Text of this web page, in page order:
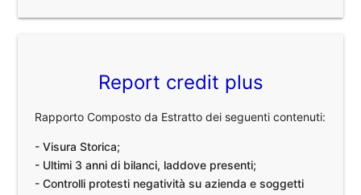
Report credit plus
Rapporto Composto da Estratto dei seguenti contenuti:
- Visura Storica;
- Ultimi 3 anni di bilanci, laddove presenti;
- Controlli protesti negatività su azienda e soggetti